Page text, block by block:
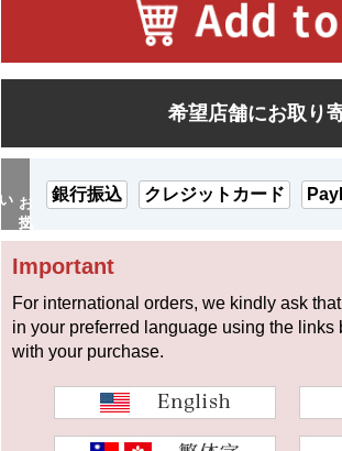
希望店舗にお取り
お支払
い 銀行振込 クレジットカード
Important
For international orders, we kindly ask
in your preferred language using the
with your purchase.